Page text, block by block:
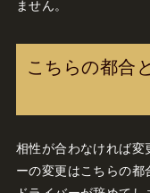
ません。
こちらの都合
相性が合わなければ変
ーの変更はこちらの都